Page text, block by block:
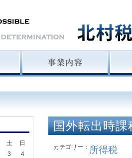
国外転出時課
カテゴリー： 所得税
土 日
3
4